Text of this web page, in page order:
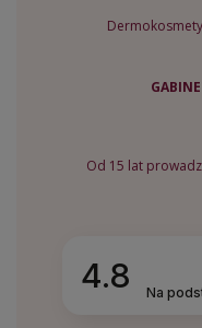
Od 15 lat
4.8 Na